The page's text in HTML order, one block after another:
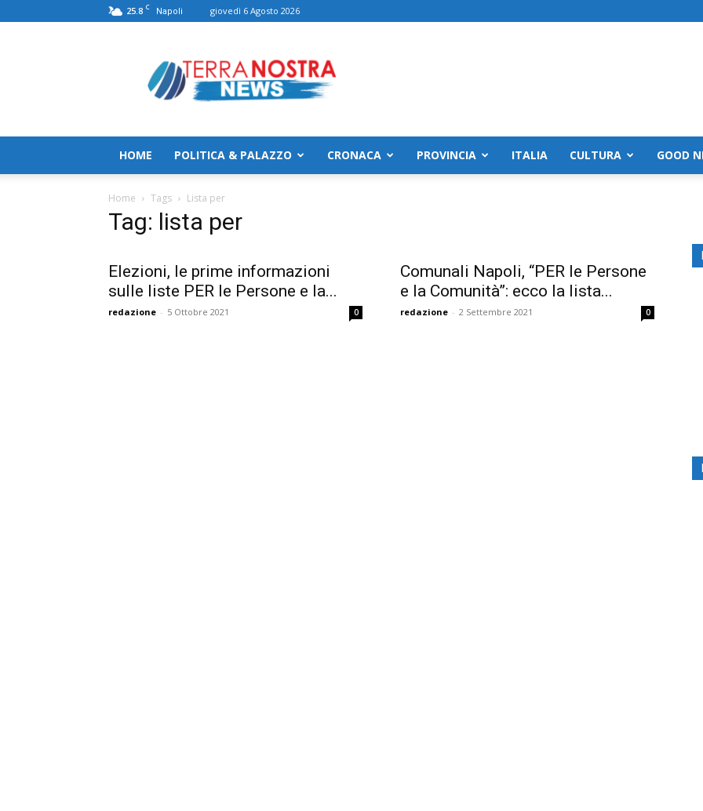
25.8 C Napoli giovedì 6 Agosto 2026
HOME POLITICA & PALAZZO CRONACA PROVINCIA ITALIA CULTURA GOOD
Home Tags Lista per
Tag: lista per
Elezioni, le prime informazioni
sulle liste PER le Persone e la...
redazione - 5 Ottobre 2021 0
Comunali Napoli, “PER le Persone
e la Comunità”: ecco la lista...
redazione - 2 Settembre 2021 0